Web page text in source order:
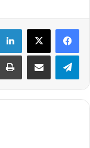
تيلقرام مشاركة عبر البريد